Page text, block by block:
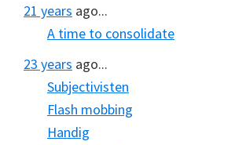
21 years ago...
A time to consolidate
23 years ago...
Subjectivisten
Flash mobbing
Handig